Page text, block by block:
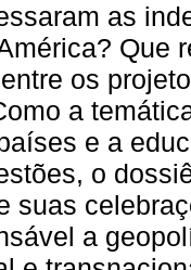
as
Que
os
a
e a
o
suas
a